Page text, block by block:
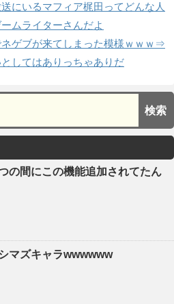
送にいるマフィア梶田ってどんな人
ムライターさんだよ
ネゲブが来てしまった模様ｗｗｗ⇒
してはありっちゃありだ
の間にこの機能追加されてたん
マズキャラwwwwww